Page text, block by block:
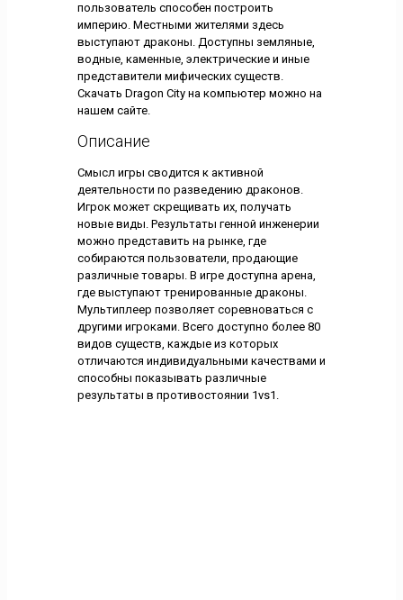
пользователь способен построить
империю. Местными жителями здесь
выступают драконы. Доступны земляные,
водные, каменные, электрические и иные
представители мифических существ.
Скачать Dragon City на компьютер можно на
нашем сайте.
Описание
Смысл игры сводится к активной
деятельности по разведению драконов.
Игрок может скрещивать их, получать
новые виды. Результаты генной инженерии
можно представить на рынке, где
собираются пользователи, продающие
различные товары. В игре доступна арена,
где выступают тренированные драконы.
Мультиплеер позволяет соревноваться с
другими игроками. Всего доступно более 80
видов существ, каждые из которых
отличаются индивидуальными качествами и
способны показывать различные
результаты в противостоянии 1vs1.